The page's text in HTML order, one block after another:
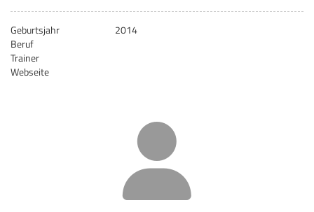
Geburtsjahr
2014
Beruf
Trainer
Webseite